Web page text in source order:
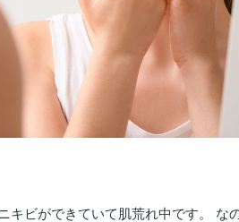
キビができていて肌荒れ中です。 な